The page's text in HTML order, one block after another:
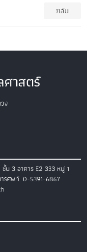
กลับ
ศาสตร์
ง
ชั้น 3 อาคาร E2 333 หมู่ 1
รศัพท์. 0-5391-6867